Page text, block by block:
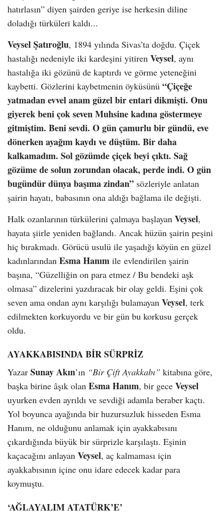
hatırlasın” diyen şairden geriye ise herkesin diline
doladığı türküleri kaldı...
Veysel Şatıroğlu, 1894 yılında Sivas’ta doğdu. Çiçek
hastalığı nedeniyle iki kardeşini yitiren Veysel, aynı
hastalığa iki gözünü de kaptırdı ve görme yeteneğini
kaybetti. Gözlerini kaybetmenin öyküsünü “Çiçeğe
yatmadan evvel anam güzel bir entari dikmişti. Onu
giyerek beni çok seven Muhsine kadına göstermeye
gitmiştim. Beni sevdi. O gün çamurlu bir gündü, eve
dönerken ayağım kaydı ve düştüm. Bir daha
kalkamadım. Sol gözümde çiçek beyi çıktı. Sağ
gözüme de solun zorundan olacak, perde indi. O gün
bugündür dünya başıma zindan” sözleriyle anlatan
şairin hayatı, babasının ona aldığı bağlama ile değişti.
Halk ozanlarının türkülerini çalmaya başlayan Veysel,
hayata şiirle yeniden bağlandı. Ancak hüzün şairin peşini
hiç bırakmadı. Görücü usulü ile yaşadığı köyün en güzel
kadınlarından Esma Hanım ile evlendirilen şairin
başına, “Güzelliğin on para etmez / Bu bendeki aşk
olmasa” dizelerini yazdıracak bir olay geldi. Eşini çok
seven ama ondan aynı karşılığı bulamayan Veysel, terk
edilmekten korkuyordu ve bir gün bu korkusu gerçek
oldu.
AYAKKABISINDA BİR SÜRPRİZ
Yazar Sunay Akın’ın “Bir Çift Ayakkabı” kitabına göre,
başka birine âşık olan Esma Hanım, bir gece Veysel
uyurken evden ayrıldı ve sevdiği adamla beraber kaçtı.
Yol boyunca ayağında bir huzursuzluk hisseden Esma
Hanım, ne olduğunu anlamak için ayakkabısını
çıkardığında büyük bir sürprizle karşılaştı. Eşinin
kaçacağını anlayan Veysel, aç kalmaması için
ayakkabısının içine onu idare edecek kadar para
koymuştu.
‘AĞLAYALIM ATATÜRK’E’